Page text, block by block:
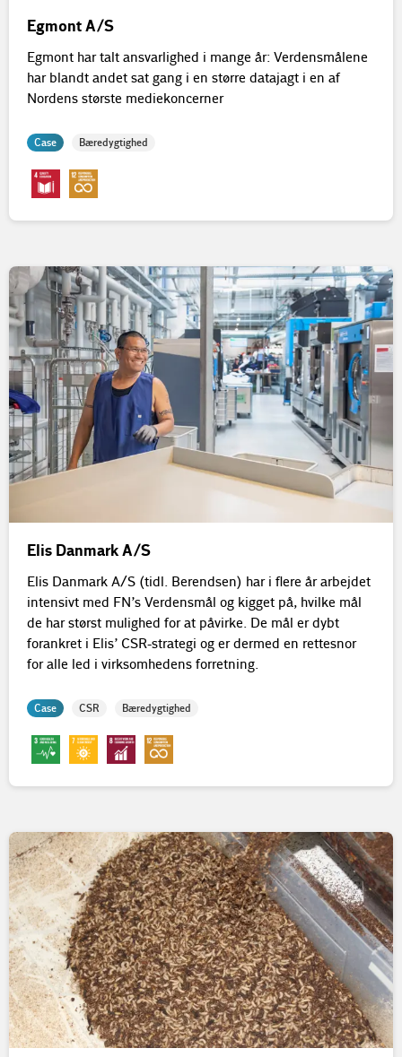
Egmont A/S
Egmont har talt ansvarlighed i mange år: Verdensmålene
har blandt andet sat gang i en større datajagt i en af
Nordens største mediekoncerner
Case Bæredygtighed
Elis Danmark A/S
Elis Danmark A/S (tidl. Berendsen) har i flere år arbejdet
intensivt med FN’s Verdensmål og kigget på, hvilke mål
de har størst mulighed for at påvirke. De mål er dybt
forankret i Elis’ CSR-strategi og er dermed en rettesnor
for alle led i virksomhedens forretning.
Case CSR Bæredygtighed